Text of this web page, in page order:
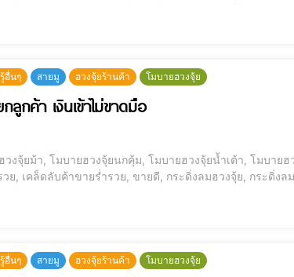
อื่นๆ สายมู ฮวงจุ้ยร้านค้า โมบายฮวงจุ้ย
ลูกค้า เงินเข้าไม่ขาดมือ
งจุ้ยม้า, โมบายฮวงจุ้ยนกคุ้ม, โมบายฮวงจุ้ยน้ำเต้า, โมบายฮ
ย, เคล็ดลับค้าขายร่ำรวย, ขายดี, กระดิ่งลมฮวงจุ้ย, กระดิ่งล
อื่นๆ สายมู ฮวงจุ้ยร้านค้า โมบายฮวงจุ้ย